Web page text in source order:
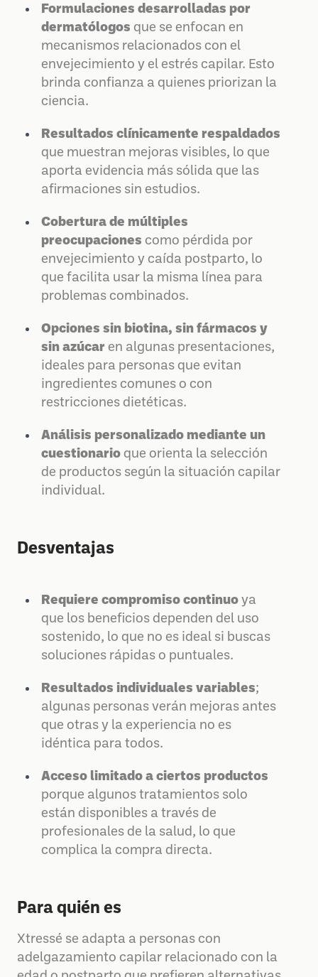
Formulaciones desarrolladas por
dermatólogos que se enfocan en
mecanismos relacionados con el
envejecimiento y el estrés capilar. Esto
brinda confianza a quienes priorizan la
ciencia.
Resultados clínicamente respaldados
que muestran mejoras visibles, lo que
aporta evidencia más sólida que las
afirmaciones sin estudios.
Cobertura de múltiples
preocupaciones como pérdida por
envejecimiento y caída postparto, lo
que facilita usar la misma línea para
problemas combinados.
Opciones sin biotina, sin fármacos y
sin azúcar en algunas presentaciones,
ideales para personas que evitan
ingredientes comunes o con
restricciones dietéticas.
Análisis personalizado mediante un
cuestionario que orienta la selección
de productos según la situación capilar
individual.
Desventajas
Requiere compromiso continuo ya
que los beneficios dependen del uso
sostenido, lo que no es ideal si buscas
soluciones rápidas o puntuales.
Resultados individuales variables;
algunas personas verán mejoras antes
que otras y la experiencia no es
idéntica para todos.
Acceso limitado a ciertos productos
porque algunos tratamientos solo
están disponibles a través de
profesionales de la salud, lo que
complica la compra directa.
Para quién es
Xtressé se adapta a personas con
adelgazamiento capilar relacionado con la